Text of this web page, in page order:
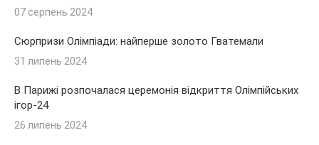
07 серпень 2024
Сюрпризи Олімпіади: найперше золото Гватемали
31 липень 2024
В Парижі розпочалася церемонія відкриття Олімпійських
ігор-24
26 липень 2024